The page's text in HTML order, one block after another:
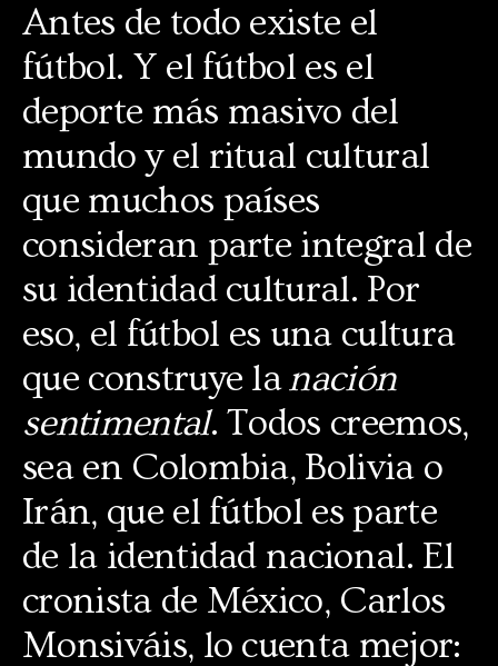
Antes de todo existe el
fútbol. Y el fútbol es el
deporte más masivo del
mundo y el ritual cultural
que muchos países
consideran parte integral de
su identidad cultural. Por
eso, el fútbol es una cultura
que construye lanación
sentimental. Todos creemos,
sea en Colombia, Bolivia o
Irán, que el fútbol es parte
de la identidad nacional. El
cronista de México, Carlos
Monsiváis, lo cuenta mejor: